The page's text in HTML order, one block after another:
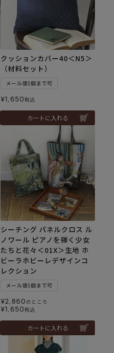
クッションカバー40＜N5＞
（材料セット）
メール便1個まで可
¥1,650税込
カートに入れる
シーチング パネルクロス ル
ノワール ピアノを弾く少女
たちと花々＜01X＞生地 ホ
ビーラホビーレデザインコ
レクション
メール便1個まで可
¥2,860 のところ
¥1,650税込
カートに入れる